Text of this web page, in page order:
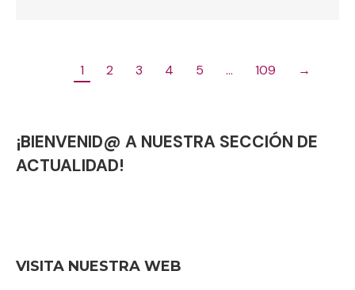
1 2 3 4 5 … 109 →
¡BIENVENID@ A NUESTRA SECCIÓN DE
ACTUALIDAD!
VISITA NUESTRA WEB